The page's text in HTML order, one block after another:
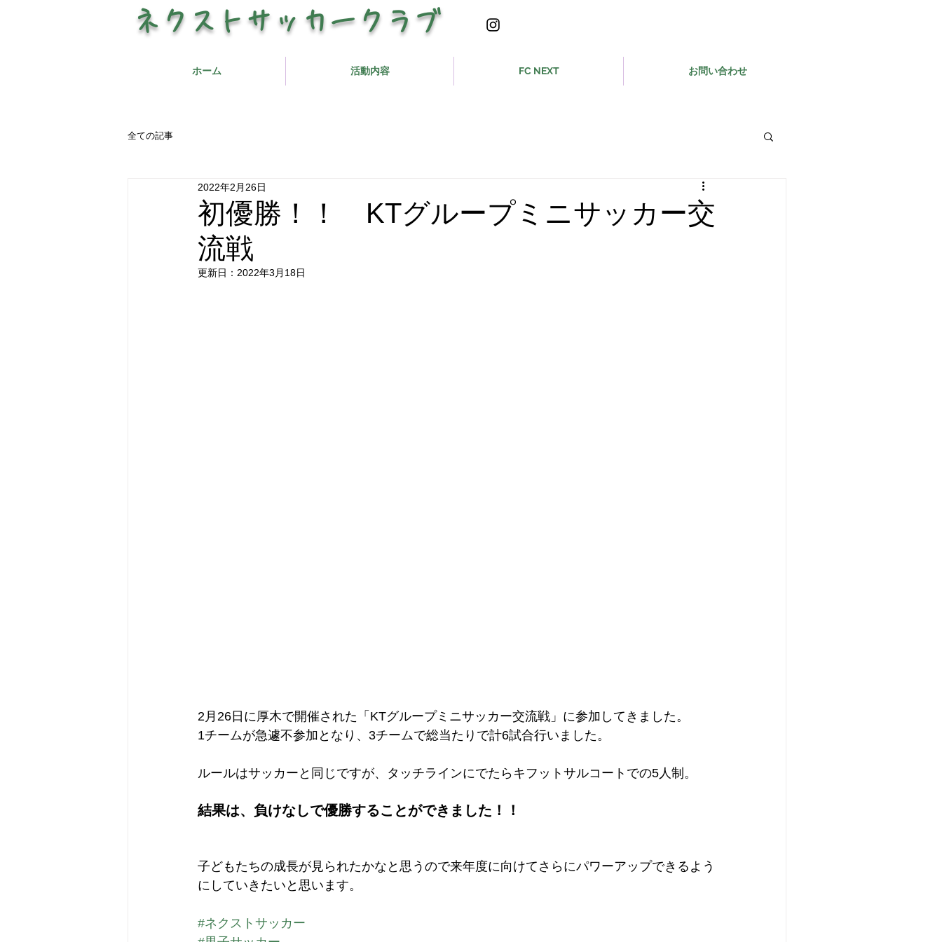
​ネクストサッカークラブ
ホーム 活動内容 FC NEXT お問い合わせ
全ての記事
初優勝！！ KTグループミニサッカー交
流戦
2022年2月26日
更新日： 2022年3月18日
2月26日に厚木で開催された「KTグループミニサッカー交流戦」に参加してきました。
1チームが急遽不参加となり、3チームで総当たりで計6試合行いました。
ルールはサッカーと同じですが、タッチラインにでたらキフットサルコートでの5人制。
結果は、負けなしで優勝することができました！！
子どもたちの成長が見られたかなと思うので来年度に向けてさらにパワーアップできるよう
にしていきたいと思います。
#ネクストサッカー